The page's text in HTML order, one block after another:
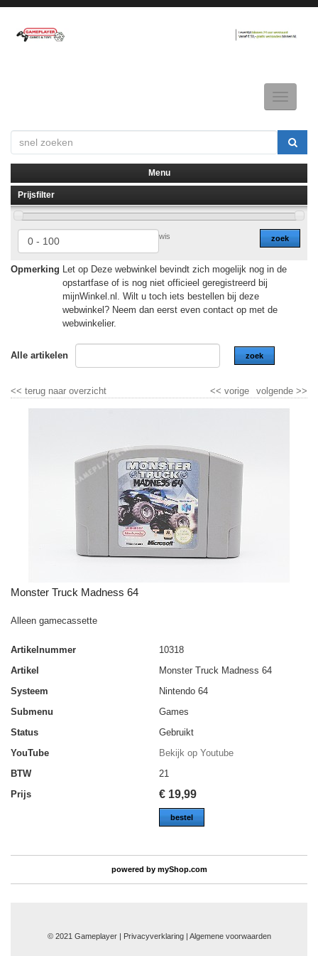
Toggle
▼
▼
Menu
Prijsfilter
zoek
wis
Opmerking Let op Deze webwinkel bevindt zich mogelijk nog in de
opstartfase of is nog niet officieel geregistreerd bij
mijnWinkel.nl. Wilt u toch iets bestellen bij deze
webwinkel? Neem dan eerst even contact op met de
webwinkelier.
Alle artikelen zoek
<< terug naar overzicht volgende >>
<< vorige
Monster Truck Madness 64
Alleen gamecassette
Artikelnummer
10318
Artikel
Monster Truck Madness 64
Systeem
Nintendo 64
Submenu
Games
Status
Gebruikt
YouTube
Bekijk op Youtube
BTW
21
Prijs
€ 19,99
bestel
powered by myShop.com
© 2021 Gameplayer | Privacyverklaring | Algemene voorwaarden